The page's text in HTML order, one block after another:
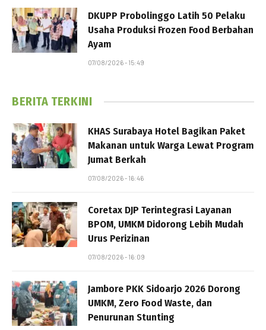
DKUPP Probolinggo Latih 50 Pelaku
Usaha Produksi Frozen Food Berbahan
Ayam
07/08/2026 - 15:49
BERITA TERKINI
KHAS Surabaya Hotel Bagikan Paket
Makanan untuk Warga Lewat Program
Jumat Berkah
07/08/2026 - 16:46
Coretax DJP Terintegrasi Layanan
BPOM, UMKM Didorong Lebih Mudah
Urus Perizinan
07/08/2026 - 16:09
Jambore PKK Sidoarjo 2026 Dorong
UMKM, Zero Food Waste, dan
Penurunan Stunting